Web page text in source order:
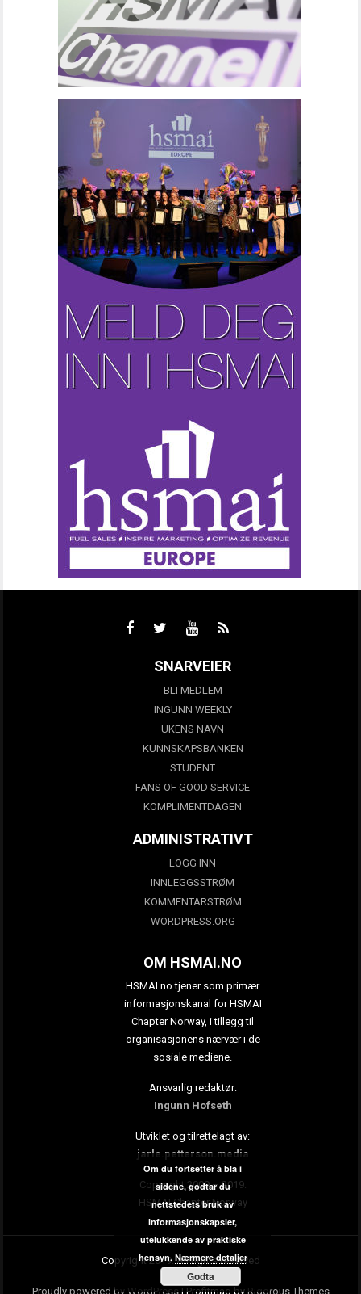
SNARVEIER
BLI MEDLEM
INGUNN WEEKLY
UKENS NAVN
KUNNSKAPSBANKEN
STUDENT
FANS OF GOOD SERVICE
KOMPLIMENTDAGEN
ADMINISTRATIVT
LOGG INN
INNLEGGSSTRØM
KOMMENTARSTRØM
WORDPRESS.ORG
OM HSMAI.NO
HSMAI.no tjener som primær
informasjonskanal for HSMAI
Chapter Norway, i tillegg til
organisasjonens nærvær i de
sosiale mediene.
Ansvarlig redaktør:
Ingunn Hofseth
Utviklet og tilrettelagt av:
jarle.petterson.media
Copyright 2009 – 2019:
HSMAI Chapter Norway
Copyright 2019. All rights reserved
Proudly powered by WordPress | Profitmag by Rigorous Themes
Om du fortsetter å bla i
sidene, godtar du
nettstedets bruk av
informasjonskapsler,
utelukkende av praktiske
hensyn. Nærmere detaljer
Godta